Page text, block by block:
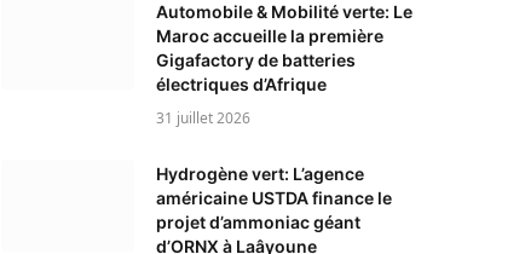
Automobile & Mobilité verte: Le
Maroc accueille la première
Gigafactory de batteries
électriques d’Afrique
31 juillet 2026
Hydrogène vert: L’agence
américaine USTDA finance le
projet d’ammoniac géant
d’ORNX à Laâyoune